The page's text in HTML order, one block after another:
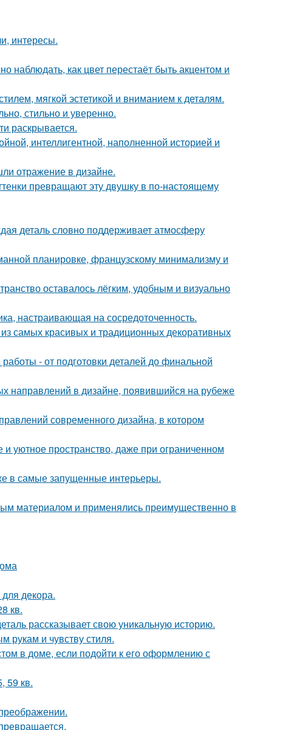
интересы.
наблюдать, как цвет перестаёт быть акцентом и
мягкой эстетикой и вниманием к деталям.
стильно и уверенно.
раскрывается.
интеллигентной, наполненной историей и
отражение в дизайне.
превращают эту двушку в по-настоящему
деталь словно поддерживает атмосферу
планировке, французскому минимализму и
оставалось лёгким, удобным и визуально
настраивающая на сосредоточенность.
самых красивых и традиционных декоративных
- от подготовки деталей до финальной
направлений в дизайне, появившийся на рубеже
современного дизайна, в котором
уютное пространство, даже при ограниченном
в самые запущенные интерьеры.
материалом и применялись преимущественно в
декора.
кв.
рассказывает свою уникальную историю.
рукам и чувству стиля.
в доме, если подойти к его оформлению с
59 кв.